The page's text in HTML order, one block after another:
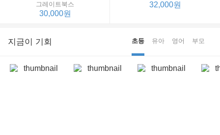
그레이트북스
30,000원
32,000원
지금이 기회 초등 유아 영어 부모